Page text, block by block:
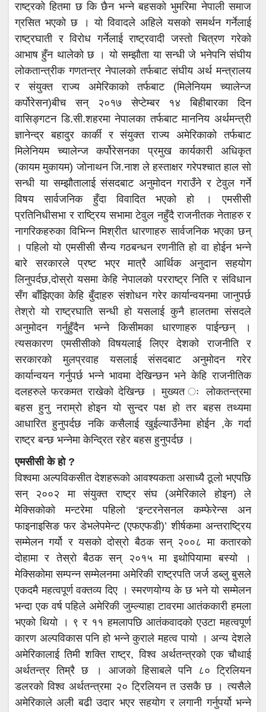
राष्ट्रको हितमा छ कि छैन भन्ने बहसको भुमरिमा नेपाली समाज
ग्रसित भएको छ । यो विवादले अहिले यसको समर्थन गर्नेलाई
राष्ट्रघाती र विरोध गर्नेलाई राष्ट्रवादी जस्तो चित्रण गरेको
आभाष हुँन थालेको छ । यो सम्झौता या सन्धी जे भनेपनि संघीय
लोकतान्त्रीक गणतन्त्र नेपालको तर्फबाट संघीय अर्थ मन्त्रालय
र संयुक्त राज्य अमेरिकाको तर्फबाट (मिलेनियम च्यालेन्ज
कर्पोरेसन)बीच सन् २०१७ सेप्टेम्बर १४ बिहीबारका दिन
वासिङ्गटन डि.सी.शहरमा नेपालका तर्फबाट माननिय अर्थमन्त्री
ज्ञानेन्द्र बहादुर कार्की र संयुक्त राज्य अमेरिकाको तर्फबाट
मिलेनियम च्यालेन्ज कर्पोरेसनका प्रमुख कार्यकारी अधिकृत
(कायम मुकायम) जोनाथन जि.नाश ले हस्ताक्षर गरेपश्चात हाल सो
सन्धी या सम्झौतालाई संसदबाट अनुमोदन गराउँने र टेवुल गर्ने
विषय सार्वजनिक हुँदा विवादित भएको हो । एमसीसी
प्रतिनिधीसभा र राष्ट्रिय सभामा टेवुल नहुँदै राजनीतक नेताहरु र
नागरिकहरुका विभिन्न मिश्रीत धारणाहरु सार्वजनिक भएका छन्
। पहिलो यो एमसीसी सैन्य गठबन्धन रणनीति हो वा होईन भन्ने
बारे सरकारले प्रष्ट भएर मात्रै आर्थिक अनुदान सहयोग
लिनुपर्दछ,दोस्रो यसमा केहि नेपालको परराष्ट्र निति र संविधान
सँग बाँझिएका केहि बुँदाहरु संशोधन गरेर कार्यान्वयनमा जानुपर्छ
तेश्रो यो राष्ट्रघाति सन्धी हो यसलाई कुनै हालतमा संसदले
अनुमोदन गर्नुहुँदैन भन्ने किसीमका धारणाहरु पाईन्छन् ।
त्यसकारण एमसीसीको विषयलाई लिएर देशको राजनीति र
सरकारको मुलप्रवाह यसलाई संसदबाट अनुमोदन गरेर
कार्यान्वयन गर्नुपर्छ भन्ने भावमा देखिन्छन भने केहि राजनीतिक
दलहरुले फरकमत राखेको देखिन्छ । मुख्यत ः लोकतन्त्रमा
बहस हुनु नराम्रो होइन यो सुन्दर पक्ष हो तर बहस तथ्यमा
आधारित हुनुपर्दछ नकि कसैलाई खुईल्याउँनेमा होईन ,के गर्दा
राष्ट्र बन्छ भन्नेमा केन्द्रित रहेर बहस हुनुपर्दछ ।
एमसीसी के हो ?
विश्वमा अल्पविकसीत देशहरूको आवश्यकता असाध्यै ठूलो भएपछि
सन् २००२ मा संयुक्त राष्ट्र संघ (अमेरिकाले होइन) ले
मेक्सिकोको मन्टरेमा पहिलो ‘इन्टरनेसनल कम्फेरेन्स अन
फाइनाइसिङ फर डेभलेपमेन्ट (एफएफडी)’ शीर्षकमा अन्तराष्ट्रिय
सम्मेलन गर्यो र यसको दोस्रो बैठक सन् २००८ मा कतारको
दोहामा र तेस्रो बैठक सन् २०१५ मा इथोपियामा बस्यो ।
मेक्सिकोमा सम्पन्न सम्मेलनमा अमेरिकी राष्ट्रपति जर्ज डब्लु बुसले
एकदमै महत्वपूर्ण वक्तव्य दिए । स्मरणयोग्य के छ भने यो सम्मेलन
भन्दा एक वर्ष पहिले अमेरिकी जुम्ल्याहा टावरमा आतंककारी हमला
भएको थियो । ९ र ११ हमलापछि आतंकवादको एउटा महत्वपूर्ण
कारण अल्पविकास पनि हो भन्ने कुराले महत्व पायो । अन्य देशले
अमेरिकालाई तिमी शक्ति राष्ट्र, विश्व अर्थतन्त्रको एक चौथाई
अर्थतन्त्र तिम्रै छ । आजको हिसाबले पनि ८० ट्रिलियन
डलरको विश्व अर्थतन्त्रमा २० ट्रिलियन त उसकै छ । त्यसैले
अमेरिकाले अली बढी उदार भएर सहयोग र लगानी गर्नुपर्यो भन्ने